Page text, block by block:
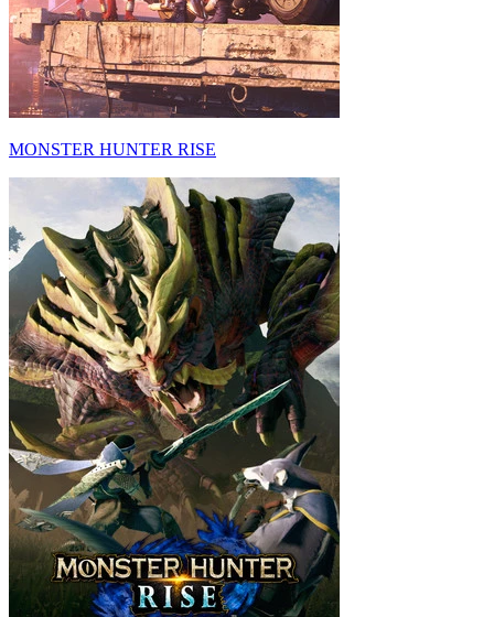
MONSTER HUNTER RISE